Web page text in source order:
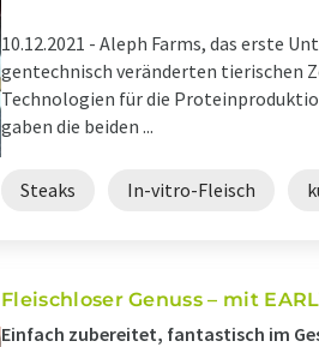
10.12.2021 - Aleph Farms, das erste
gentechnisch veränderten tierischen
Technologien für die
gaben die beiden ...
Steaks In-vitro-Fleisch
Fleischloser Genuss – mit
Einfach zubereitet, fantastisch im